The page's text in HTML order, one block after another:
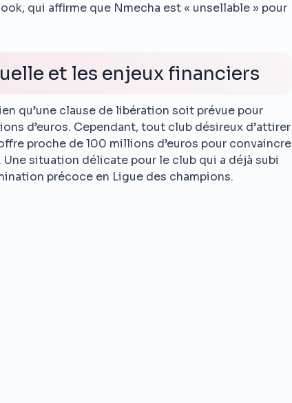
qui affirme que Nmecha est « unsellable » pour
et les enjeux financiers
qu’une clause de libération soit prévue pour
d’euros. Cependant, tout club désireux d’attirer
proche de 100 millions d’euros pour convaincre
situation délicate pour le club qui a déjà subi
précoce en Ligue des champions.